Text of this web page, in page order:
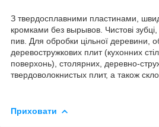
З твердосплавними пластинами,
кромками без вырывов. Чистові
пив. Для обробки цільної деревини,
деревостружкових плит (кухонних
поверхонь), столярних, деревно-
твердоволокнистых плит, а також
Приховати